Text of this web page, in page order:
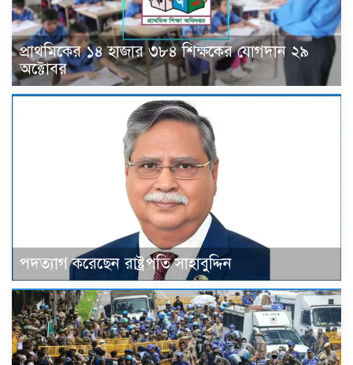
প্রাথমিকের ১৪ হাজার ৩৮৪ শিক্ষকের যোগদান ২৯
অক্টোবর
পদত্যাগ করেছেন রাষ্ট্রপতি সাহাবুদ্দিন